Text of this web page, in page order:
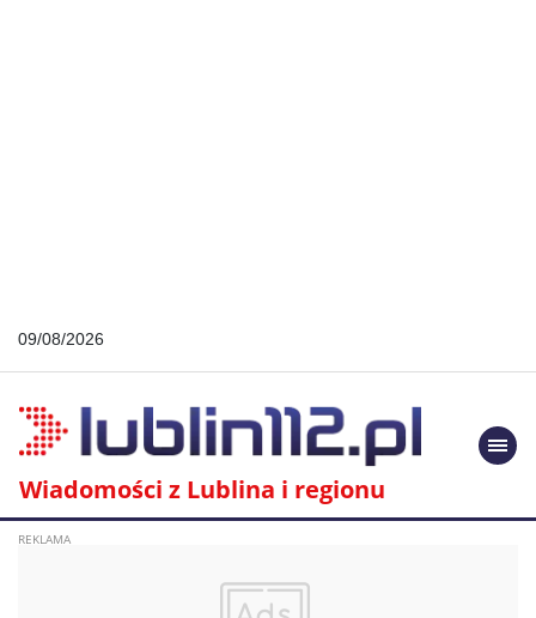
09/08/2026
Wiadomości z Lublina i regionu